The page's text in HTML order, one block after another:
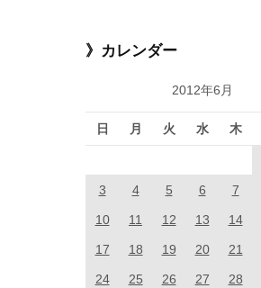
》カレンダー
2012年6月
日 月 火 水 木
3 4 5 6 7
10 11 12 13 14
17 18 19 20 21
24 25 26 27 28